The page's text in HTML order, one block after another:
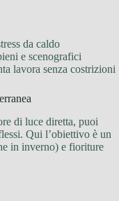
da caldo
e scenografici
lavora senza costrizioni
di luce diretta, puoi
Qui l’obiettivo è un
in inverno) e fioriture